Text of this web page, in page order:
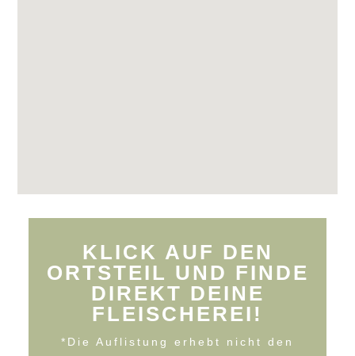
KLICK AUF DEN
ORTSTEIL UND FINDE
DIREKT DEINE
FLEISCHEREI!
*Die Auflistung erhebt nicht den